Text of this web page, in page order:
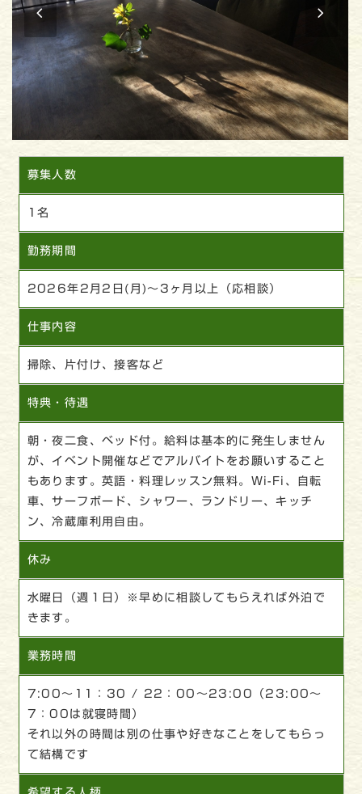
previous
slide
募集人数
1名
勤務期間
2026年2月2日(月)～3ヶ月以上（応相談）
仕事内容
掃除、片付け、接客など
特典・待遇
朝・夜二食、ベッド付。給料は基本的に発生しません
が、イベント開催などでアルバイトをお願いすること
もあります。英語・料理レッスン無料。Wi-Fi、自転
車、サーフボード、シャワー、ランドリー、キッチ
ン、冷蔵庫利用自由。
休み
水曜日（週１日）※早めに相談してもらえれば外泊で
きます。
業務時間
7:00～11：30 / 22：00～23:00（23:00～
7：00は就寝時間）
それ以外の時間は別の仕事や好きなことをしてもらっ
て結構です